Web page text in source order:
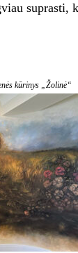
suprasti,
kūrinys „Žolinė“